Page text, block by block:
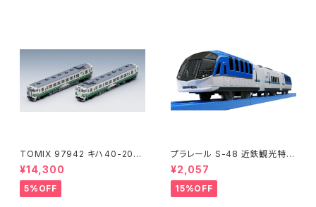
TOMIX 97942 キハ40-200
0(アリガトウキハ40・48・男鹿
線)2両 鉄道模型
¥14,300
5%OFF
プラレール S-48 近鉄観光特急
しまかぜ 鉄道模型
¥2,057
15%OFF